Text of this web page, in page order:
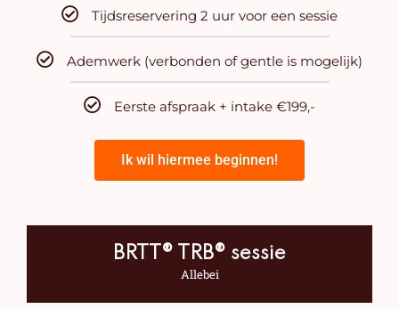
Tijdsreservering 2 uur voor een sessie
Ademwerk (verbonden of gentle is mogelijk)
Eerste afspraak + intake €199,-
Ik wil hiermee beginnen!
BRTT® TRB® sessie
Allebei